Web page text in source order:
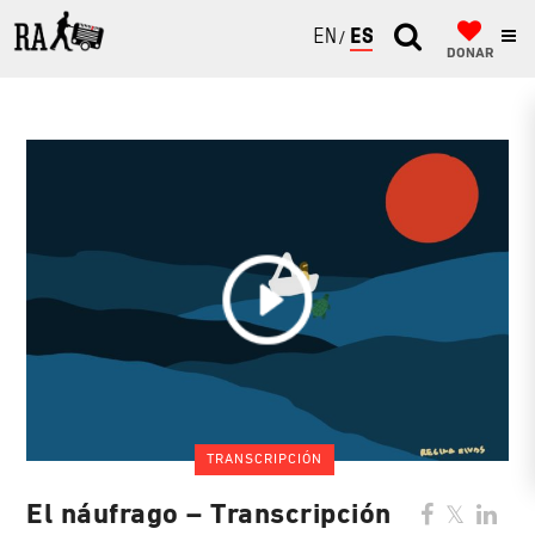
ENGLISH
ESPAÑOL
DONAR
TRANSCRIPCIÓN
El náufrago – Transcripción